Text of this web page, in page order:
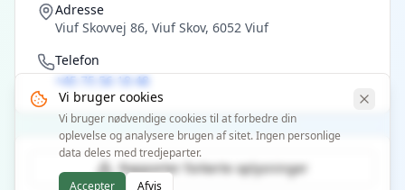
Adresse
Viuf Skovvej 86, Viuf Skov, 6052 Viuf
Telefon
+45 75 56 18 48
Rapporter forkerte oplysninger
Vi bruger cookies
Vi bruger nødvendige cookies til at forbedre din
oplevelse og analysere brugen af sitet. Ingen personlige
data deles med tredjeparter.
Accepter Afvis